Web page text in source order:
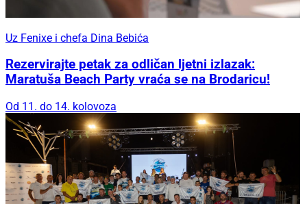
Uz Fenixe i chefa Dina Bebića
Rezervirajte petak za odličan ljetni izlazak:
Maratuša Beach Party vraća se na Brodaricu!
Od 11. do 14. kolovoza